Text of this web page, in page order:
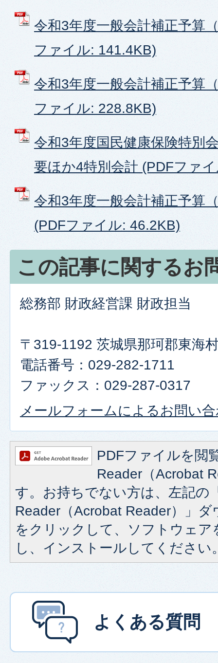
令和3年度一般会計補正予算
ファイル: 141.4KB)
令和3年度一般会計補正予算
ファイル: 228.8KB)
令和3年度国民健康保険特別
要ほか4特別会計 (PDFファ
令和3年度一般会計補正予算
(PDFファイル: 46.2KB)
この記事に関するお
総務部 財政経営課 財政担当
〒319-1192 茨城県那珂郡東海
電話番号：029-282-1711
ファックス：029-287-0317
メールフォームによるお問い
PDFファイルを閲
Reader（Acrobat
す。お持ちでない方は、左記の
Reader（Acrobat Reader）」
をクリックして、ソフトウェア
し、インストールしてください
よくある質問